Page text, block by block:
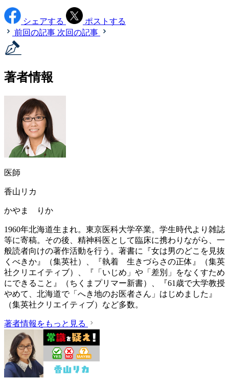
シェアする
ポストする
前回の記事 次回の記事
著者情報
医師
香山リカ
かやま りか
1960年北海道生まれ。東京医科大学卒業。学生時代より雑誌
等に寄稿。その後、精神科医として臨床に携わりながら、一
般読者向けの著作活動を行う。著書に『女は男のどこを見抜
くべきか』（集英社）、『執着 生きづらさの正体』（集英
社クリエイティブ）、『「いじめ」や「差別」をなくすため
にできること』（ちくまプリマー新書）、『61歳で大学教授
やめて、北海道で「へき地のお医者さん」はじめました』
（集英社クリエイティブ）など多数。
著者情報をもっと見る